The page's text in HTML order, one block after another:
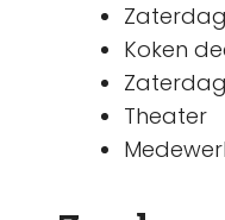
Koken
Theater